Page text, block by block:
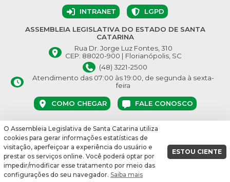
INTRANET LGPD
ASSEMBLEIA LEGISLATIVA DO ESTADO DE SANTA
CATARINA
Rua Dr. Jorge Luz Fontes, 310
CEP: 88020-900 | Florianópolis, SC
(48) 3221-2500
Atendimento das 07:00 às 19:00, de segunda à sexta-
feira
COMO CHEGAR FALE CONOSCO
© Assembleia Legislativa do Estado de Santa Catarina 2026.
Desenvolvido por:
vbuild 17609
O Assembleia Legislativa de Santa Catarina utiliza
cookies para gerar informações estatísticas de
visitação, aperfeiçoar a experiência do usuário e
prestar os serviços online. Você poderá optar por
impedir/modificar esse tratamento por meio das
configurações do seu navegador. Saiba mais
ESTOU CIENTE